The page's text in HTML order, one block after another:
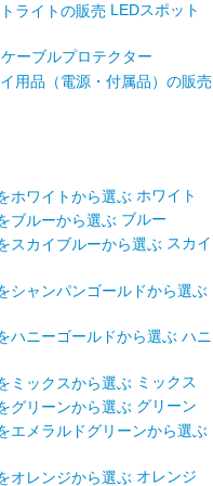
LEDスポット
ケーブルプロテクター
ホワイト
ブルー
スカイ
ハニ
ミックス
グリーン
オレンジ